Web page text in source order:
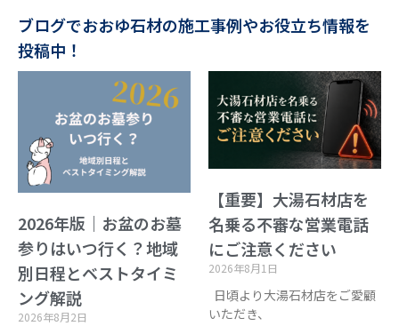
ブログでおおゆ石材の施工事例やお役立ち情報を
投稿中！
2026年版｜お盆のお墓
参りはいつ行く？地域
別日程とベストタイミ
ング解説
2026年8月2日
【重要】大湯石材店を
名乗る不審な営業電話
にご注意ください
2026年8月1日
日頃より大湯石材店をご愛顧
いただき、